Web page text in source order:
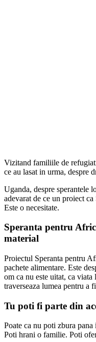
Vizitand familiile de
ce au lasat in urma, despre
Uganda, despre sperantele
adevarat de ce un proiect
Este o necesitate.
Speranta pentru
material
Proiectul Speranta pentru
pachete alimentare. Este
om ca nu este uitat, ca viata
traverseaza lumea pentru a
Tu poti fi parte din
Poate ca nu poti zbura
Poti hrani o familie. Poti